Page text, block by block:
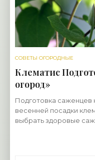
СОВЕТЫ ОГОРОДНЫЕ
Клематис
огород»
Подготовка саженцев
весенней посадки
выбрать здоровые